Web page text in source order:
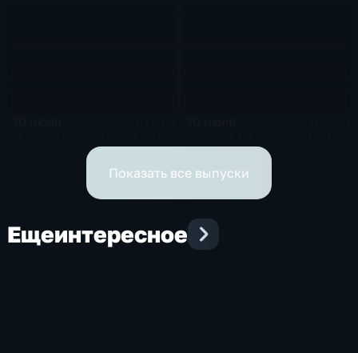
Показать все выпуски
Ещеинтересное